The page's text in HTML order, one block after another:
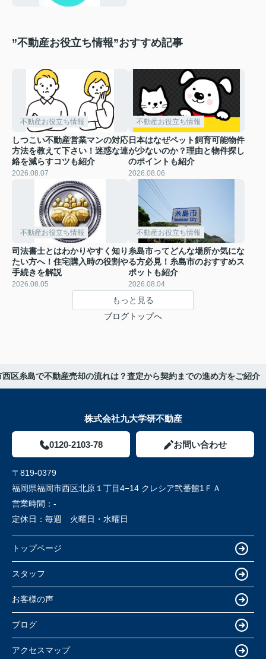
”不動産お役立ち情報”おすすめ記事
不動産お役立ち情報
しつこい不動産営業マンの対応
方法を教えて下さい！迷惑な連
絡を減らすコツも紹介
2026.08.07
不動産お役立ち情報
日本はなぜペット飼育可能物件
が少ないのか？理由と物件探し
のポイントも紹介
2026.08.06
不動産お役立ち情報
司法書士とはわかりやすく知り
たい方へ！住宅購入時の役割や
手続きを解説
2026.08.05
不動産お役立ち情報
糸島市ってどんな場所か気にな
る方必見！糸島市のおすすめス
ポットも紹介
2026.08.04
もっと見る
ブログトップへ
西区糸島で不動産売却の流れは？査定から契約までの進め方をご紹介
株式会社九大学研不動産
0120-2103-78 お問い合わせ
〒819-0379
福岡県福岡市西区北原１丁目4−14 クレシア弐番館1ＦＡ
営業時間： -
定休日： 毎週 火曜日・水曜日
トップページ
スタッフ
お客様の声
ブログ
アクセスマップ